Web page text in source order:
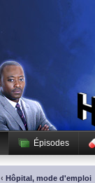
Épisodes
‹ Hôpital, mode d'emploi